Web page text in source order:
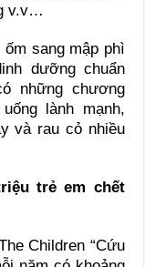
v.v…
sang mập phì
dưỡng chuẩn
những chương
lành mạnh,
và rau cỏ nhiều
trẻ em chết
Children “Cứu